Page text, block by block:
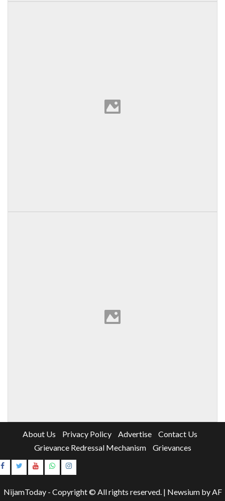
About Us Privacy Policy Advertise
Contact Us
Grievance Redressal Mechanism
Grievances
Instagram
NijamToday - Copyright © All rights reserved. | Newsiumby AF